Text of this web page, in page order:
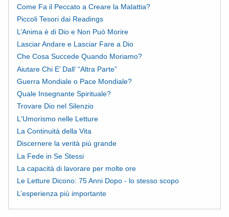
Come Fa il Peccato a Creare la Malattia?
Piccoli Tesori dai Readings
L’Anima è di Dio e Non Può Morire
Lasciar Andare e Lasciar Fare a Dio
Che Cosa Succede Quando Moriamo?
Aiutare Chi E’ Dall’ “Altra Parte”
Guerra Mondiale o Pace Mondiale?
Quale Insegnante Spirituale?
Trovare Dio nel Silenzio
L'Umorismo nelle Letture
La Continuità della Vita
Discernere la verità più grande
La Fede in Se Stessi
La capacità di lavorare per molte ore
Le Letture Dicono: 75 Anni Dopo - lo stesso scopo
L’esperienza più importante